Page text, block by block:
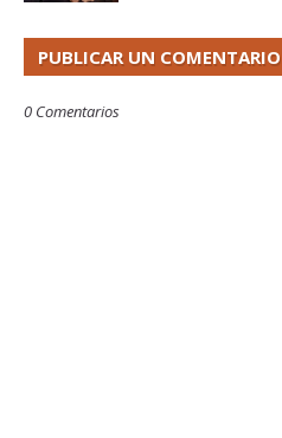
PUBLICAR UN COMENTARIO
0 Comentarios